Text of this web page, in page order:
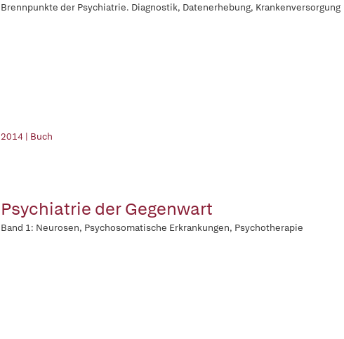
Brennpunkte der Psychiatrie. Diagnostik, Datenerhebung, Krankenversorgung
2014 | Buch
Psychiatrie der Gegenwart
Band 1: Neurosen, Psychosomatische Erkrankungen, Psychotherapie